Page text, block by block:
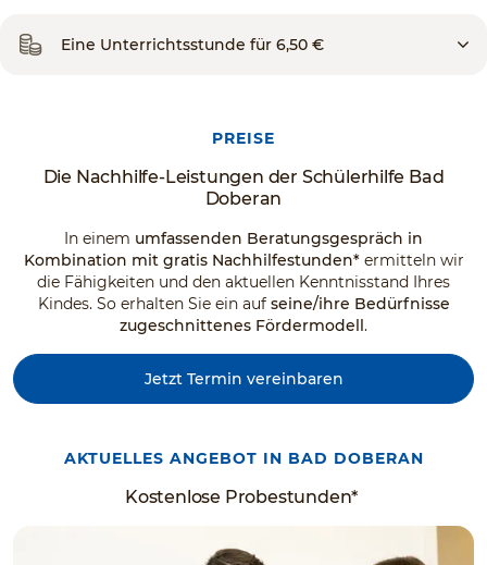
Eine Unterrichtsstunde für 6,50 €
PREISE
Die Nachhilfe-Leistungen der Schülerhilfe Bad
Doberan
In einem umfassenden Beratungsgespräch in
Kombination mit gratis Nachhilfestunden*ermitteln wir
die Fähigkeiten und den aktuellen Kenntnisstand Ihres
Kindes. So erhalten Sie ein auf seine/ihre Bedürfnisse
zugeschnittenes Fördermodell.
Jetzt Termin vereinbaren
AKTUELLES ANGEBOT IN BAD DOBERAN
Kostenlose Probestunden*